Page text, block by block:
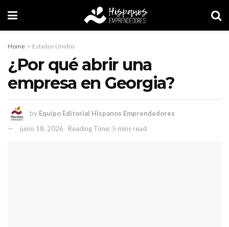
Home Estados Unidos
¿Por qué abrir una
empresa en Georgia?
by Equipo Editorial Hispanos Emprendedores
junio 18, 2026
Reading Time: 5 mins read